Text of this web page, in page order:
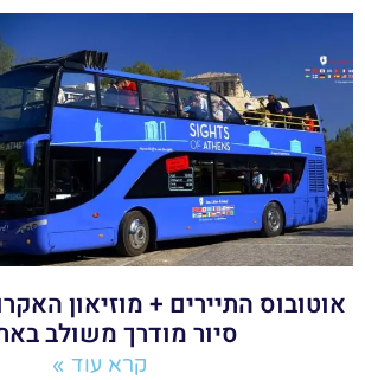
אוטובוס התיירים + מוזיאון
סיור מודרך משולב
קרא עוד »